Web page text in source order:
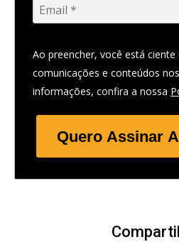
Ao preencher, você está
comunicações e conteúdos
informações, confira a nossa
Quero Assinar